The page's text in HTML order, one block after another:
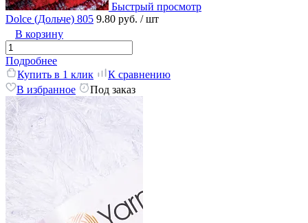
Быстрый просмотр
Dolce (Дольче) 805 9.80 руб. / шт
В корзину
Подробнее
Купить в 1 клик
К сравнению
В избранное
Под заказ